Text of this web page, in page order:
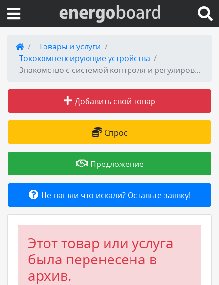
Вход на сайт
Поиск по сайту
Публикации
Справка
Товары и услуги
Добавить товар или услугу
Товары и услуги
Тококомпенсирующие устройства
Знакомство с системой контроля и регулирования мельницы
Добавить свой товар
Спрос
Предложение
Не нашли что искали? Оставьте заявку!
Этот товар или услуга
была перенесена в
архив.